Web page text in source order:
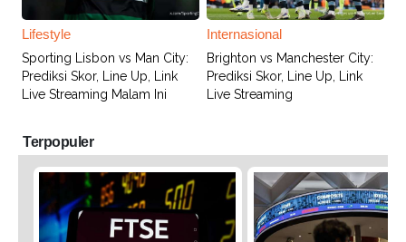
Lifestyle
Sporting Lisbon vs Man City:
Prediksi Skor, Line Up, Link
Live Streaming Malam Ini
Internasional
Brighton vs Manchester City:
Prediksi Skor, Line Up, Link
Live Streaming
Terpopuler